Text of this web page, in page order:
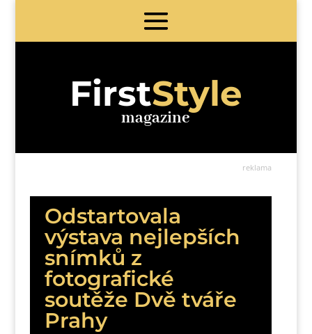
FirstStyle
magazine
reklama
Odstartovala
výstava nejlepších
snímků z
fotografické
soutěže Dvě tváře
Prahy